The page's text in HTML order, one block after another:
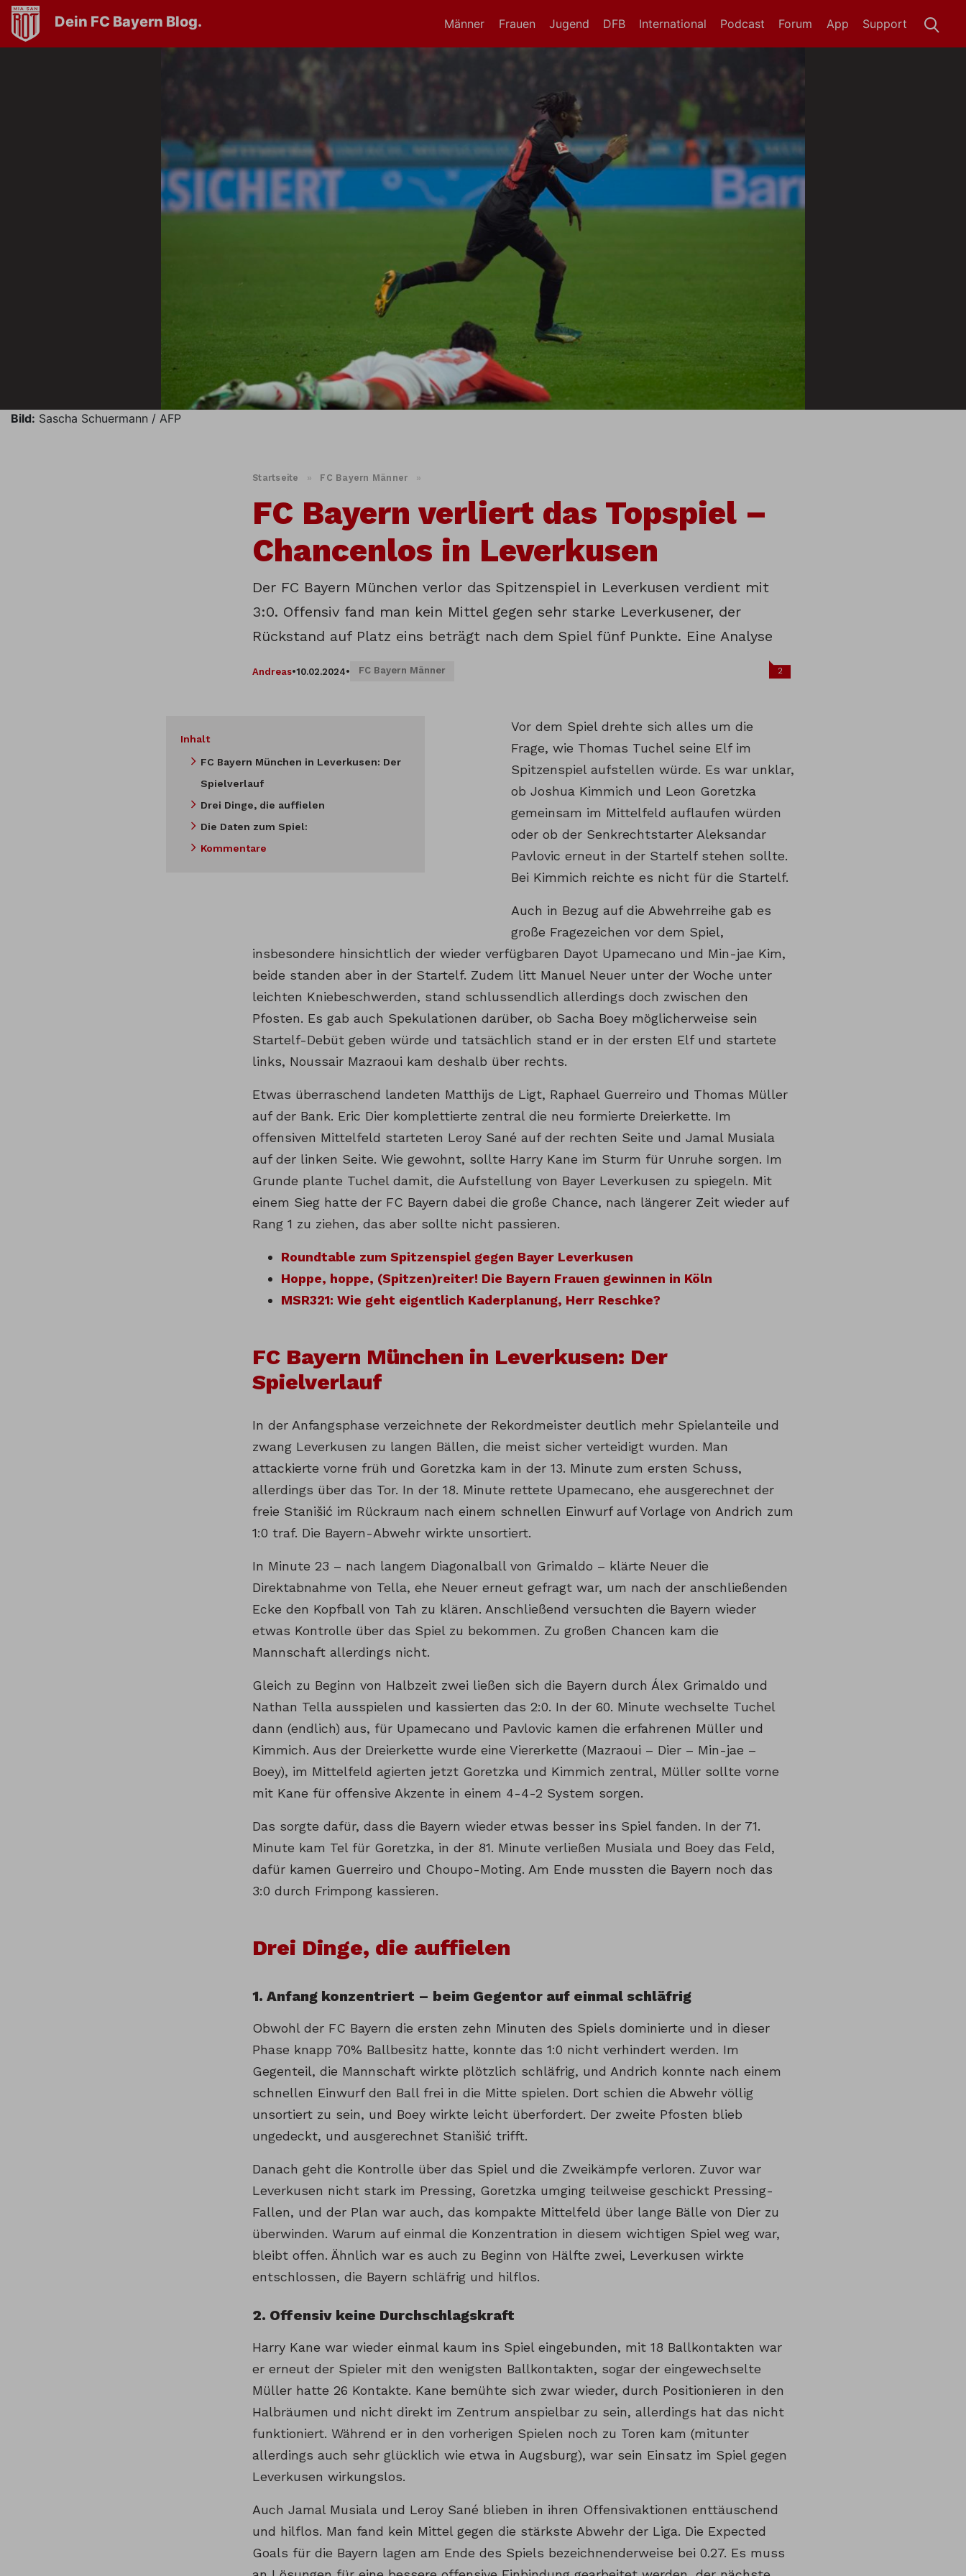
Dein FC Bayern Blog. Männer Frauen Jugend DFB International Support
App
Forum
Podcast
Bild: Sascha Schuermann / AFP
Startseite » FC Bayern Männer »
FC Bayern verliert das Topspiel –
Chancenlos in Leverkusen
Der FC Bayern München verlor das Spitzenspiel in Leverkusen verdient mit
3:0. Offensiv fand man kein Mittel gegen sehr starke Leverkusener, der
Rückstand auf Platz eins beträgt nach dem Spiel fünf Punkte. Eine Analyse
Andreas•10.02.2024• FC Bayern Männer 2
Inhalt
FC Bayern München in Leverkusen: Der
Spielverlauf
Drei Dinge, die auffielen
Die Daten zum Spiel:
Kommentare
Vor dem Spiel drehte sich alles um die
Frage, wie Thomas Tuchel seine Elf im
Spitzenspiel aufstellen würde. Es war unklar,
ob Joshua Kimmich und Leon Goretzka
gemeinsam im Mittelfeld auflaufen würden
oder ob der Senkrechtstarter Aleksandar
Pavlovic erneut in der Startelf stehen sollte.
Bei Kimmich reichte es nicht für die Startelf.
Auch in Bezug auf die Abwehrreihe gab es
große Fragezeichen vor dem Spiel,
insbesondere hinsichtlich der wieder verfügbaren Dayot Upamecano und Min-jae Kim,
beide standen aber in der Startelf. Zudem litt Manuel Neuer unter der Woche unter
leichten Kniebeschwerden, stand schlussendlich allerdings doch zwischen den
Pfosten. Es gab auch Spekulationen darüber, ob Sacha Boey möglicherweise sein
Startelf-Debüt geben würde und tatsächlich stand er in der ersten Elf und startete
links, Noussair Mazraoui kam deshalb über rechts.
Etwas überraschend landeten Matthijs de Ligt, Raphael Guerreiro und Thomas Müller
auf der Bank. Eric Dier komplettierte zentral die neu formierte Dreierkette. Im
offensiven Mittelfeld starteten Leroy Sané auf der rechten Seite und Jamal Musiala
auf der linken Seite. Wie gewohnt, sollte Harry Kane im Sturm für Unruhe sorgen. Im
Grunde plante Tuchel damit, die Aufstellung von Bayer Leverkusen zu spiegeln. Mit
einem Sieg hatte der FC Bayern dabei die große Chance, nach längerer Zeit wieder auf
Rang 1 zu ziehen, das aber sollte nicht passieren.
Roundtable zum Spitzenspiel gegen Bayer Leverkusen
Hoppe, hoppe, (Spitzen)reiter! Die Bayern Frauen gewinnen in Köln
MSR321: Wie geht eigentlich Kaderplanung, Herr Reschke?
FC Bayern München in Leverkusen: Der
Spielverlauf
In der Anfangsphase verzeichnete der Rekordmeister deutlich mehr Spielanteile und
zwang Leverkusen zu langen Bällen, die meist sicher verteidigt wurden. Man
attackierte vorne früh und Goretzka kam in der 13. Minute zum ersten Schuss,
allerdings über das Tor. In der 18. Minute rettete Upamecano, ehe ausgerechnet der
freie Stanišić im Rückraum nach einem schnellen Einwurf auf Vorlage von Andrich zum
1:0 traf. Die Bayern-Abwehr wirkte unsortiert.
In Minute 23 – nach langem Diagonalball von Grimaldo – klärte Neuer die
Direktabnahme von Tella, ehe Neuer erneut gefragt war, um nach der anschließenden
Ecke den Kopfball von Tah zu klären. Anschließend versuchten die Bayern wieder
etwas Kontrolle über das Spiel zu bekommen. Zu großen Chancen kam die
Mannschaft allerdings nicht.
Gleich zu Beginn von Halbzeit zwei ließen sich die Bayern durch Álex Grimaldo und
Nathan Tella ausspielen und kassierten das 2:0. In der 60. Minute wechselte Tuchel
dann (endlich) aus, für Upamecano und Pavlovic kamen die erfahrenen Müller und
Kimmich. Aus der Dreierkette wurde eine Viererkette (Mazraoui – Dier – Min-jae –
Boey), im Mittelfeld agierten jetzt Goretzka und Kimmich zentral, Müller sollte vorne
mit Kane für offensive Akzente in einem 4-4-2 System sorgen.
Das sorgte dafür, dass die Bayern wieder etwas besser ins Spiel fanden. In der 71.
Minute kam Tel für Goretzka, in der 81. Minute verließen Musiala und Boey das Feld,
dafür kamen Guerreiro und Choupo-Moting. Am Ende mussten die Bayern noch das
3:0 durch Frimpong kassieren.
Drei Dinge, die auffielen
1. Anfang konzentriert – beim Gegentor auf einmal schläfrig
Obwohl der FC Bayern die ersten zehn Minuten des Spiels dominierte und in dieser
Phase knapp 70% Ballbesitz hatte, konnte das 1:0 nicht verhindert werden. Im
Gegenteil, die Mannschaft wirkte plötzlich schläfrig, und Andrich konnte nach einem
schnellen Einwurf den Ball frei in die Mitte spielen. Dort schien die Abwehr völlig
unsortiert zu sein, und Boey wirkte leicht überfordert. Der zweite Pfosten blieb
ungedeckt, und ausgerechnet Stanišić trifft.
Danach geht die Kontrolle über das Spiel und die Zweikämpfe verloren. Zuvor war
Leverkusen nicht stark im Pressing, Goretzka umging teilweise geschickt Pressing-
Fallen, und der Plan war auch, das kompakte Mittelfeld über lange Bälle von Dier zu
überwinden. Warum auf einmal die Konzentration in diesem wichtigen Spiel weg war,
bleibt offen. Ähnlich war es auch zu Beginn von Hälfte zwei, Leverkusen wirkte
entschlossen, die Bayern schläfrig und hilflos.
2. Offensiv keine Durchschlagskraft
Harry Kane war wieder einmal kaum ins Spiel eingebunden, mit 18 Ballkontakten war
er erneut der Spieler mit den wenigsten Ballkontakten, sogar der eingewechselte
Müller hatte 26 Kontakte. Kane bemühte sich zwar wieder, durch Positionieren in den
Halbräumen und nicht direkt im Zentrum anspielbar zu sein, allerdings hat das nicht
funktioniert. Während er in den vorherigen Spielen noch zu Toren kam (mitunter
allerdings auch sehr glücklich wie etwa in Augsburg), war sein Einsatz im Spiel gegen
Leverkusen wirkungslos.
Auch Jamal Musiala und Leroy Sané blieben in ihren Offensivaktionen enttäuschend
und hilflos. Man fand kein Mittel gegen die stärkste Abwehr der Liga. Die Expected
Goals für die Bayern lagen am Ende des Spiels bezeichnenderweise bei 0.27. Es muss